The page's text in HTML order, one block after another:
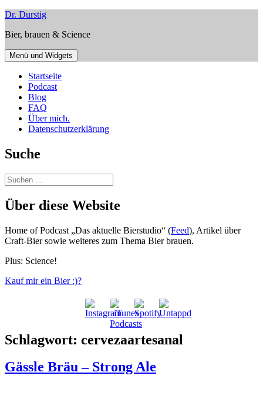
Zum
springen
Dr. Durstig
Bier, brauen & Science
Menü und Widgets
Startseite
Podcast
Blog
FAQ
Über mich.
Datenschutzerklärung
Suche
Suchen
nach:
Über diese Website
Home of Podcast „Das aktuelle Bierstudio“ (Feed), Artikel über
Craft-Bier sowie weiteres zum Thema Bier brauen.
Plus: Science!
Kauf mir ein Bier :)?
Schlagwort: cervezaartesanal
Gässle Bräu – Strong Ale